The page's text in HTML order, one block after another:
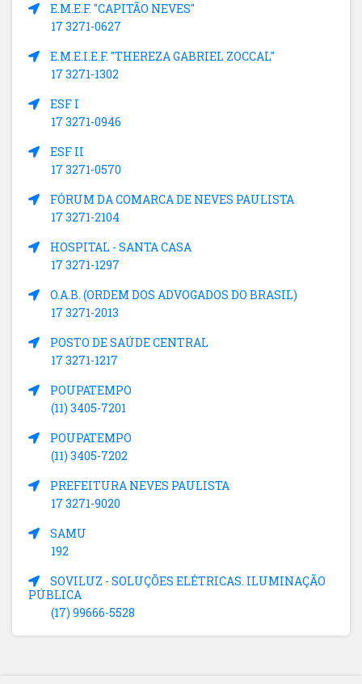
E.M.E.F. "CAPITÃO NEVES"
17 3271-0627
E.M.E.I.E.F. "THEREZA GABRIEL ZOCCAL"
17 3271-1302
ESF I
17 3271-0946
ESF II
17 3271-0570
FÓRUM DA COMARCA DE NEVES PAULISTA
17 3271-2104
HOSPITAL - SANTA CASA
17 3271-1297
O.A.B. (ORDEM DOS ADVOGADOS DO BRASIL)
17 3271-2013
POSTO DE SAÚDE CENTRAL
17 3271-1217
POUPATEMPO
(11) 3405-7201
POUPATEMPO
(11) 3405-7202
PREFEITURA NEVES PAULISTA
17 3271-9020
SAMU
192
SOVILUZ - SOLUÇÕES ELÉTRICAS. ILUMINAÇÃO
PÚBLICA
(17) 99666-5528